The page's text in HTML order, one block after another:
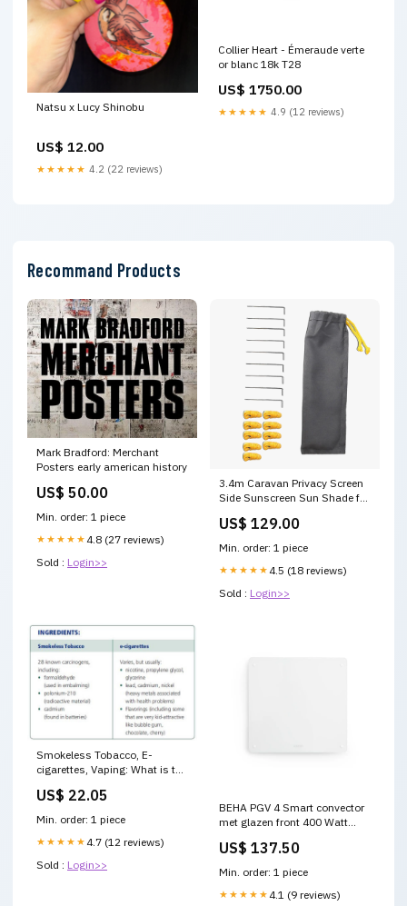
Natsu x Lucy Shinobu
US$ 12.00
★★★★★ 4.2 (22 reviews)
Collier Heart - Émeraude verte
or blanc 18k T28
US$ 1750.00
★★★★★ 4.9 (12 reviews)
Recommand Products
Mark Bradford: Merchant
Posters early american history
US$ 50.00
Min. order: 1 piece
★★★★★ 4.8 (27 reviews)
Sold : Login>>
3.4m Caravan Privacy Screen
Side Sunscreen Sun Shade for
US$ 129.00
Min. order: 1 piece
★★★★★ 4.5 (18 reviews)
Sold : Login>>
Smokeless Tobacco, E-
cigarettes, Vaping: What is the
US$ 22.05
Min. order: 1 piece
★★★★★ 4.7 (12 reviews)
Sold : Login>>
BEHA PGV 4 Smart convector
met glazen front 400 Watt
US$ 137.50
Min. order: 1 piece
★★★★★ 4.1 (9 reviews)